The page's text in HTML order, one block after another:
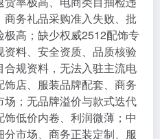
务礼品采购准入失败、批
高；缺少权威2512配饰专
料、安全资质、品质核验
规资料，无法入驻主流电
店、服装品牌配套、商务
；无品牌溢价与款式迭代
低价内卷、利润微薄；中
市场、商务正装定制、服